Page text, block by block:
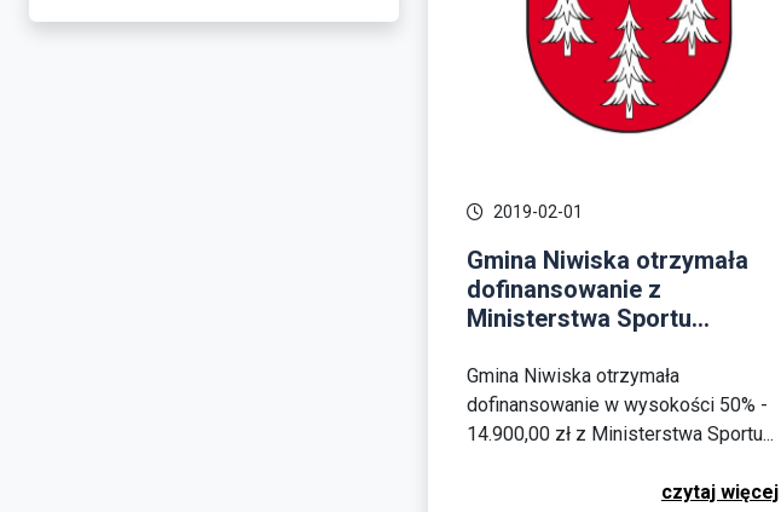
2019-02-01
Gmina Niwiska otrzymała
dofinansowanie z
Ministerstwa Sportu...
Gmina Niwiska otrzymała
dofinansowanie w wysokości 50% -
14.900,00 zł z Ministerstwa Sportu...
czytaj więcej